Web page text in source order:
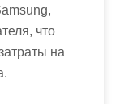
что
на